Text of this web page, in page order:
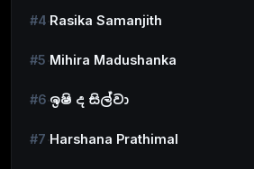
#4 Rasika Samanjith
#5 Mihira Madushanka
#6 ඉෂි ද සිල්වා
#7 Harshana Prathimal